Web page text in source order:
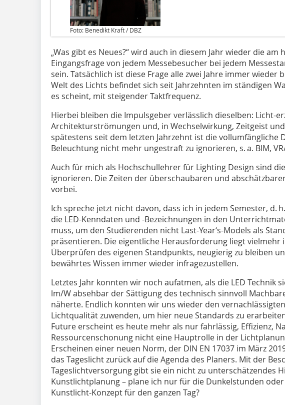
Foto: Benedikt Kraft / DBZ
„Was gibt es Neues?“ wird auch in diesem Jahr wieder die am
Eingangsfrage von jedem Messebesucher bei jedem
sein. Tatsächlich ist diese Frage alle zwei Jahre immer wieder
Welt des Lichts befindet sich seit Jahrzehnten im ständigen
es scheint, mit steigender Taktfrequenz.
Hierbei bleiben die Impulsgeber verlässlich dieselben: Licht-
Architekturströmungen und, in Wechselwirkung, Zeitgeist
spätestens seit dem letzten Jahrzehnt ist die vollumfängliche
Beleuchtung nicht mehr ungestraft zu ignorieren, s. a. BIM,
Auch für mich als Hochschullehrer für Lighting Design sind
ignorieren. Die Zeiten der überschaubaren und
vorbei.
Ich spreche jetzt nicht davon, dass ich in jedem Semester, d.
die LED-Kenndaten und -Bezeichnungen in den
muss, um den Studierenden nicht Last-Year‘s-Models als
präsentieren. Die eigentliche Herausforderung liegt vielmehr
Überprüfen des eigenen Standpunkts, neugierig zu bleiben
bewährtes Wissen immer wieder infragezustellen.
Letztes Jahr konnten wir noch aufatmen, als die LED Technik
lm/W absehbar der Sättigung des technisch sinnvoll
näherte. Endlich konnten wir uns wieder den
Lichtqualität zuwenden, um hier neue Standards zu
Future erscheint es heute mehr als nur fahrlässig, Effizienz,
Ressourcenschonung nicht eine Hauptrolle in der
Erscheinen einer neuen Norm, der DIN EN 17037 im März
das Tageslicht zurück auf die Agenda des Planers. Mit der
Tageslichtversorgung gibt sie ein nicht zu unterschätzendes
Kunstlicht­planung – plane ich nur für die Dunkelstunden
Kunstlicht-Konzept für den ganzen Tag?